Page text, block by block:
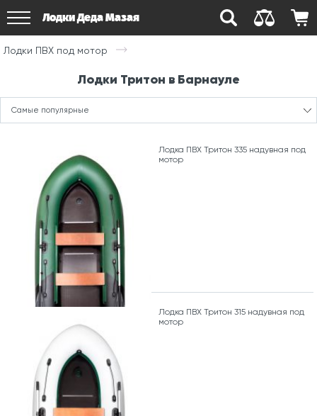
Лодки Деда Мазая
Лодки ПВХ под мотор
Лодки Тритон в Барнауле
Самые популярные
Лодка ПВХ Тритон 335 надувная под
мотор
Лодка ПВХ Тритон 315 надувная под
мотор